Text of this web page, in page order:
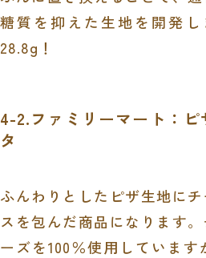
糖質を抑えた生地を開発
28.8g ！
4-2.ファミリーマート：
タ
ふんわりとしたピザ生地に
スを包んだ商品になります
ーズを100％使用しています